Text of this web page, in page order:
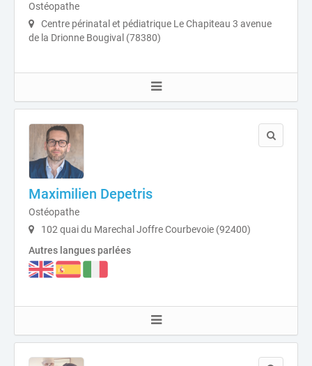
Ostéopathe
Centre périnatal et pédiatrique Le Chapiteau 3 avenue
de la Drionne Bougival (78380)
Maximilien Depetris
Ostéopathe
102 quai du Marechal Joffre Courbevoie (92400)
Autres langues parlées